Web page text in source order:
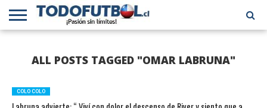
CHILENA
EN EL
MUNDO
INTERNACIONAL
ALL POSTS TAGGED "OMAR LABRUNA"
COLO COLO